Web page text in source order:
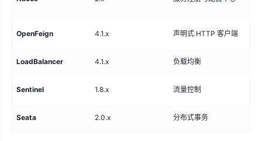
OpenFeign 4.1.x 声明式 HTTP 客户端
LoadBalancer 4.1.x 负载均衡
Sentinel 1.8.x 流量控制
Seata 2.0.x 分布式事务